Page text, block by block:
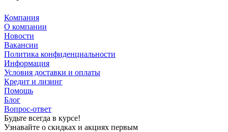
Компания
О компании
Новости
Вакансии
Политика конфиденциальности
Информация
Условия доставки и оплаты
Кредит и лизинг
Помощь
Блог
Вопрос-ответ
Будьте всегда в курсе!
Узнавайте о скидках и акциях первым